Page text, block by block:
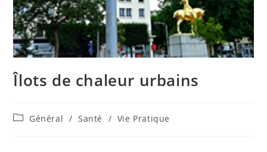
Îlots de chaleur urbains
PostGénéral / Santé / Vie Pratique